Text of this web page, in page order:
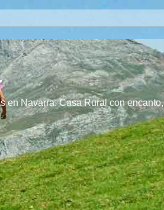
en Navarra. Casa Rural con encanto,